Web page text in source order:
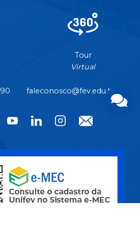
Tour
Virtual
faleconosco@fev.edu.br